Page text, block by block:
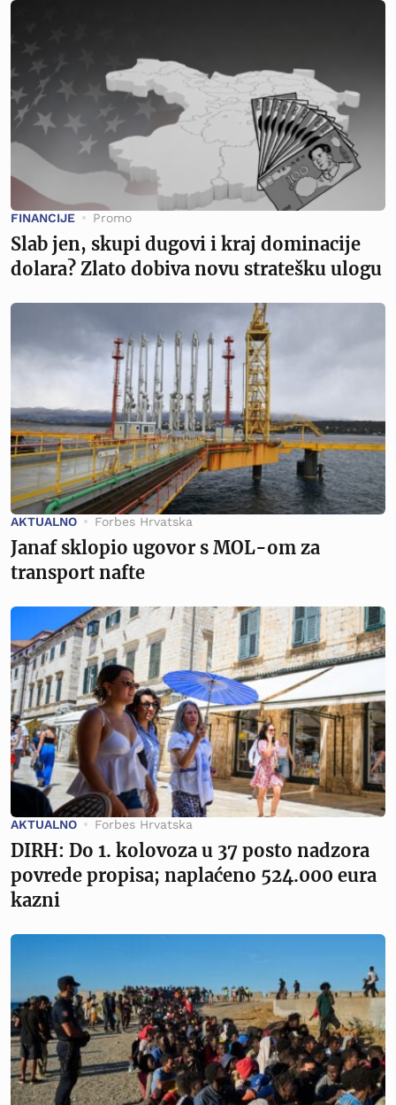
FINANCIJE Promo
Slab jen, skupi dugovi i kraj dominacije
dolara? Zlato dobiva novu stratešku ulogu
AKTUALNO Forbes Hrvatska
Janaf sklopio ugovor s MOL-om za
transport nafte
AKTUALNO Forbes Hrvatska
DIRH: Do 1. kolovoza u 37 posto nadzora
povrede propisa; naplaćeno 524.000 eura
kazni